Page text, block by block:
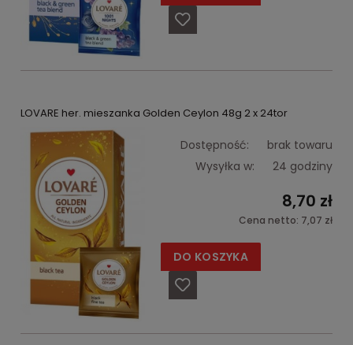
LOVARE her. mieszanka Golden Ceylon 48g 2 x 24tor
Dostępność:
brak towaru
Wysyłka w:
24 godziny
8,70 zł
Cena netto: 7,07 zł
DO KOSZYKA